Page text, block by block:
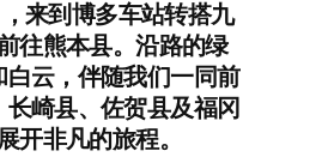
来到博多车站转搭九
往熊本县。沿路的绿
白云，伴随我们一同前
崎县、佐贺县及福冈
开非凡的旅程。